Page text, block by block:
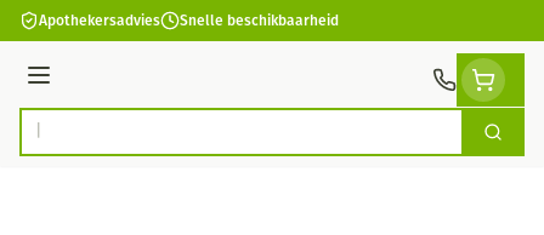
Ga naar de inhoud
Apothekersadvies Snelle beschikbaarheid
Menu
Product, merk, categorie... Zoek